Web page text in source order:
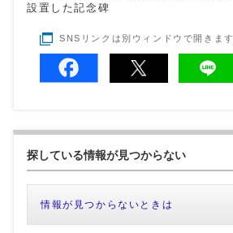
設置した記念碑
SNSリンクは別ウィンドウで開きます
探している情報が見つからない
情報が見つからないときは